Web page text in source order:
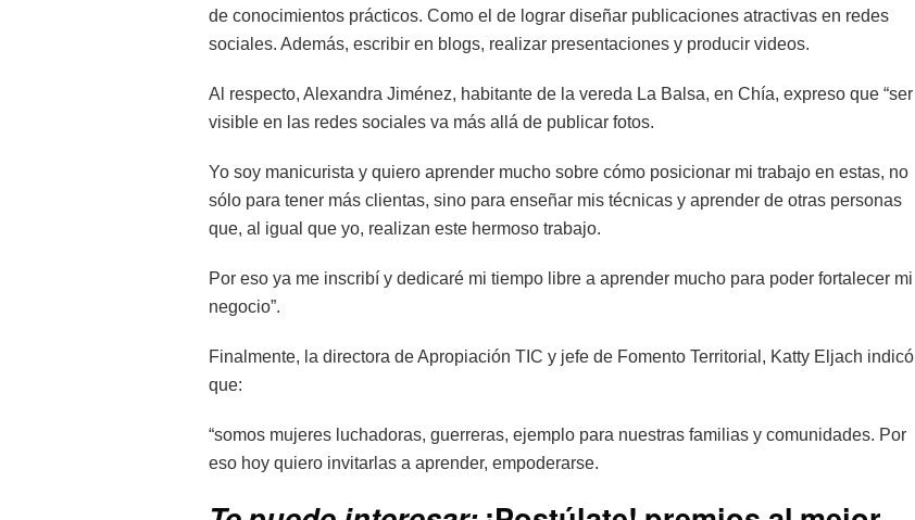
de conocimientos prácticos. Como el de lograr diseñar publicaciones atractivas en redes
sociales. Además, escribir en blogs, realizar presentaciones y producir videos.
Al respecto, Alexandra Jiménez, habitante de la vereda La Balsa, en Chía, expreso que “ser
visible en las redes sociales va más allá de publicar fotos.
Yo soy manicurista y quiero aprender mucho sobre cómo posicionar mi trabajo en estas, no
sólo para tener más clientas, sino para enseñar mis técnicas y aprender de otras personas
que, al igual que yo, realizan este hermoso trabajo.
Por eso ya me inscribí y dedicaré mi tiempo libre a aprender mucho para poder fortalecer mi
negocio”.
Finalmente, la directora de Apropiación TIC y jefe de Fomento Territorial, Katty Eljach indicó
que:
“somos mujeres luchadoras, guerreras, ejemplo para nuestras familias y comunidades. Por
eso hoy quiero invitarlas a aprender, empoderarse.